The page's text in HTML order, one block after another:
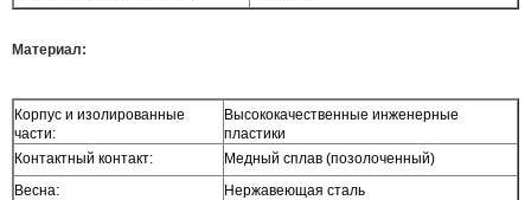
Материал:
Корпус и изолированные
части:
Высококачественные инженерные
пластики
Контактный контакт:
Медный сплав (позолоченный)
Весна:
Нержавеющая сталь